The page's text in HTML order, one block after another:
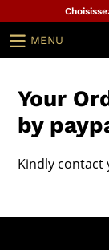
au
contenuMENU
Your
by
Kindly contact